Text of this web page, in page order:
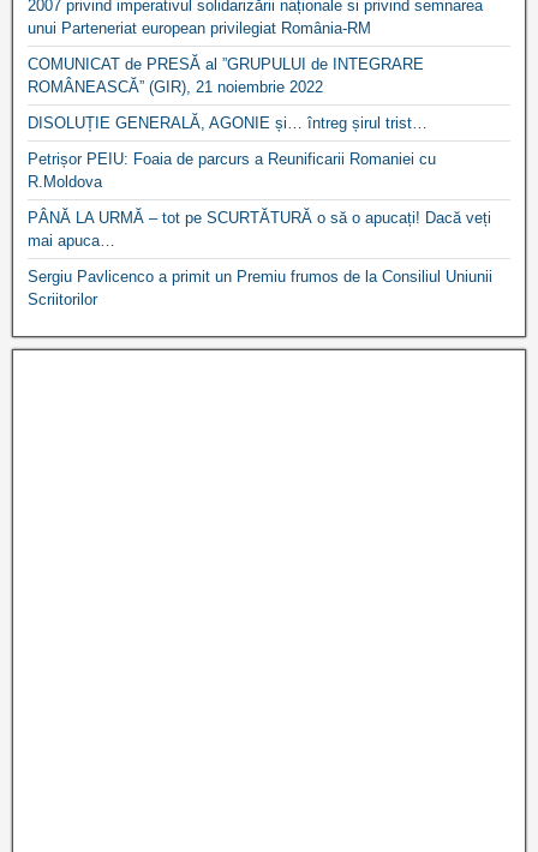
2007 privind imperativul solidarizării naționale si privind semnarea
unui Parteneriat european privilegiat România-RM
COMUNICAT de PRESĂ al ”GRUPULUI de INTEGRARE
ROMÂNEASCĂ” (GIR), 21 noiembrie 2022
DISOLUȚIE GENERALĂ, AGONIE și… întreg șirul trist…
Petrișor PEIU: Foaia de parcurs a Reunificarii Romaniei cu
R.Moldova
PÂNĂ LA URMĂ – tot pe SCURTĂTURĂ o să o apucați! Dacă veți
mai apuca…
Sergiu Pavlicenco a primit un Premiu frumos de la Consiliul Uniunii
Scriitorilor